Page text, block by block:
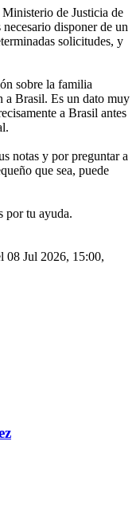
de Justicia de
disponer de un
solicitudes, y
sobre la familia
a Brasil. Es un dato muy
a Brasil antes
notas y por preguntar a
que sea, puede
por tu ayuda.
08 Jul 2026, 15:00,